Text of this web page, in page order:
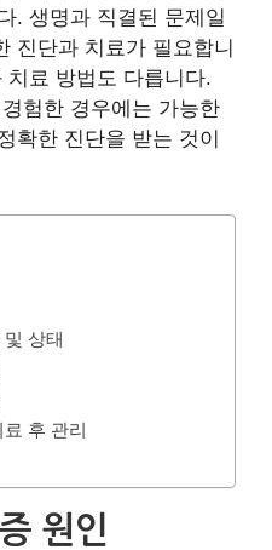
. 생명과 직결된 문제일
진단과 치료가 필요합니
료 방법도 다릅니다.
험한 경우에는 가능한
확한 진단을 받는 것이
상태
후 관리
원인